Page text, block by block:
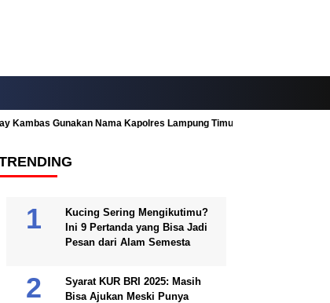
Kambas Gunakan Nama Kapolres Lampung Timur
Kucing Sering Mengikutimu?
Ini 9 Pertanda yang Bisa Jadi
Pesan dari Alam Semesta
Syarat KUR BRI 2025: Masih
Bisa Ajukan Meski Punya